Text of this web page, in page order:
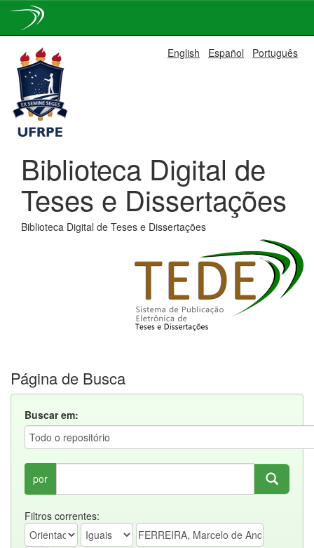
navigation
English Español Português
Biblioteca Digital de
Teses e Dissertações
Biblioteca Digital de Teses e Dissertações
Página de Busca
Buscar em:
por
Filtros correntes: